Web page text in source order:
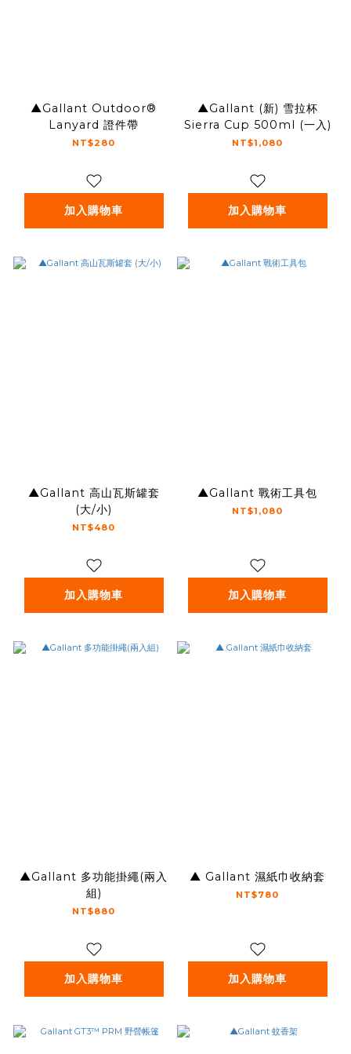
▲Gallant Outdoor®️
Lanyard 證件帶
NT$280
加入購物車
▲Gallant (新) 雪拉杯
Sierra Cup 500ml (一入)
NT$1,080
加入購物車
▲Gallant 高山瓦斯罐套
(大/小)
NT$480
加入購物車
▲Gallant 戰術工具包
NT$1,080
加入購物車
▲Gallant 多功能掛繩(兩入
組)
NT$880
加入購物車
▲ Gallant 濕紙巾收納套
NT$780
加入購物車